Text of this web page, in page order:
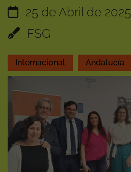
25 de Abril de 2025
FSG
Internacional Andalucía